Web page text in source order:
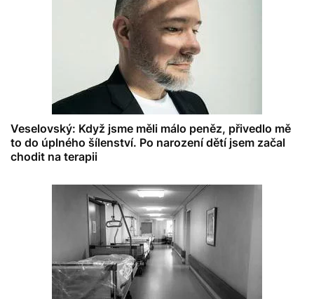
Veselovský: Když jsme měli málo peněz, přivedlo mě
to do úplného šílenství. Po narození dětí jsem začal
chodit na terapii